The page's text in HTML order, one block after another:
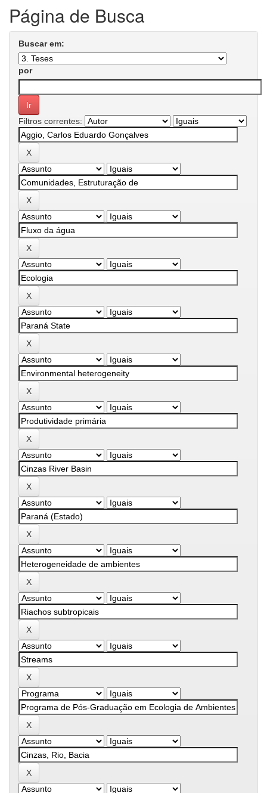
Página de Busca
Buscar em:
por
Filtros correntes: